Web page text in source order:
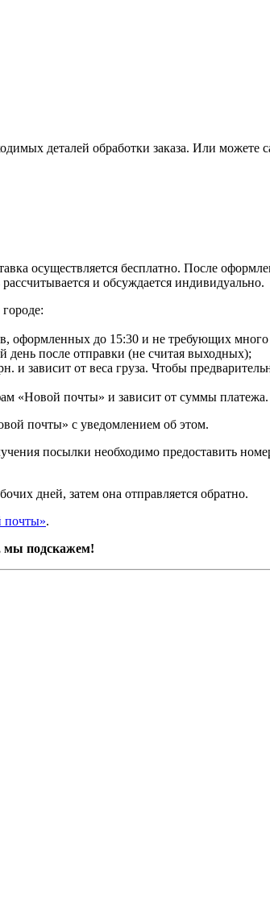
деталей обработки заказа. Или
осуществляется бесплатно. После
и обсуждается индивидуально.
оформленных до 15:30 и не требующих
день после отправки (не считая выходных);
и зависит от веса груза. Чтобы
«Новой почты» и зависит от суммы платежа.
почты» с уведомлением об этом.
посылки необходимо предоставить
дней, затем она отправляется обратно.
почты».
мы подскажем!